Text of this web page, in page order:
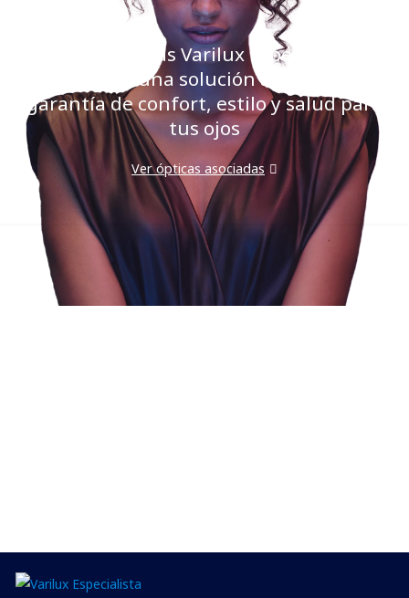
En las ópticas Varilux Especialista
encontrarás una solución a medida, con
garantía de confort, estilo y salud para
tus ojos
Ver ópticas asociadas